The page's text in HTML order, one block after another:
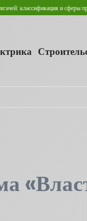
и сферы применения